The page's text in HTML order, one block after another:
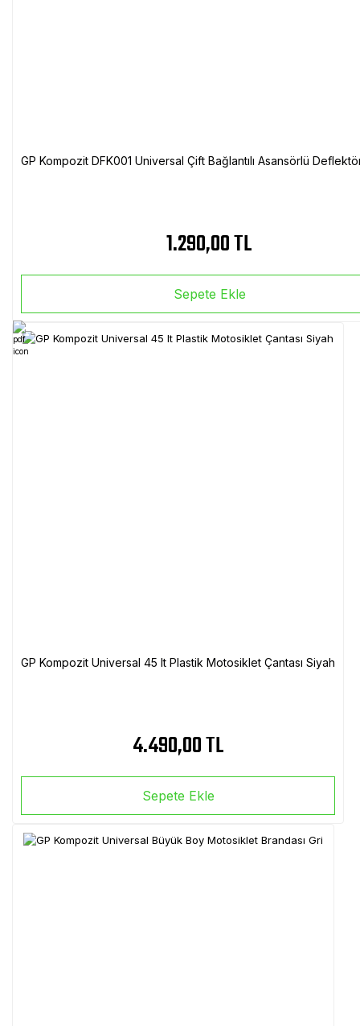
GP Kompozit DFK001 Universal Çift Bağlantılı Asansörlü
1.290,00 TL
Sepete Ekle
GP Kompozit Universal 45 lt Plastik Motosiklet Çantası Siyah
4.490,00 TL
Sepete Ekle